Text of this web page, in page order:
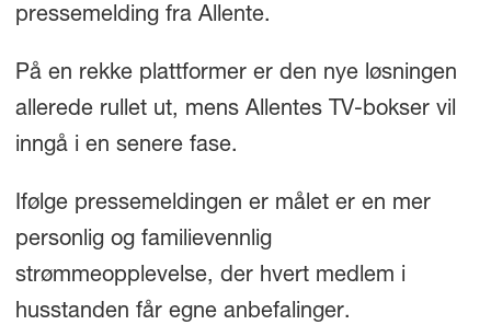
pressemelding fra Allente.
På en rekke plattformer er den nye løsningen
allerede rullet ut, mens Allentes TV-bokser vil
inngå i en senere fase.
Ifølge pressemeldingen er målet er en mer
personlig og familievennlig
strømmeopplevelse, der hvert medlem i
husstanden får egne anbefalinger.